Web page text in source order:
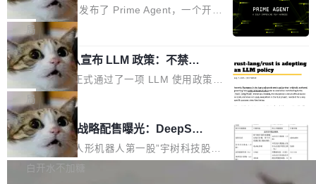
r Day）将在杭州启航。活动面向智能硬件产业
链企业和开发者，邀请行业专家与资深技术顾
问，围绕开源鸿蒙技术能力、设备适配、芯片适
配、功耗与稳定性调优、兼容性测评及统一互联
等内容展开系统讲解和实战交流，帮助企业进一
步了解开源鸿蒙在智能...
opilot coding agent 全部受影响。从检测到完全
恢复，大约 12 小时。 这是 2026 年 8 月的第六
起事故，其中四起与 AI/Copilot 服务相关。 Git
Hub 员工 kdaigle 在 HN 讨论中贴出了一组数
据：2025 年全年 10 亿次 commit。现在，每周
2.75 亿次，全年预计 140 亿次。GitHub...
进的编程 Agent，ARC-AGI 3 超越人类
专家基线
Prime Intellect 发布了 Prime Agent，一个开源
的编程 Agent Harness，核心设计围绕两个抽
象：Recursive Language Model（RLM）和 C
ontinual Harness。在 ARC-AGI 3 基准测试
上，Prime Agent + Opus 5 的组合达到了 95.
5% RHAE Best@1，超过了 ARC 报告的人类专
家基线 95.4%。 不是又一个 coding agent 包装
器 Prime Agent 的架构和市面上大多数 coding
agent 有本质区别。大多数 agent harness 的设
计是基于早期模型的能力—...
局
Rust 项目团队宣布 LLM 政策：不禁
止，但你要承认哪些代码不是你写的
Rust 语言项目正式通过了一项 LLM 使用政策，
覆盖 rust-lang/rust 单一仓库的代码贡献。这不
是项目级别的官方立场，目前由五个团队采纳，
但它可能是主流开源项目中关于 AI 辅助贡献最
细致的一份规则。 政策的核心只有一句话：LLM
可以用来分析、提炼、审阅、建议，但不能用来
局
宇树科技 IPO 战略配售曝光：DeepSe
ek 获配 93.3 万股，锁定 36 个月
8月6日晚间，“人形机器人第一股”宇树科技股份
有限公司披露IPO发行价格及战略配售结果，杭
白开水不加糖